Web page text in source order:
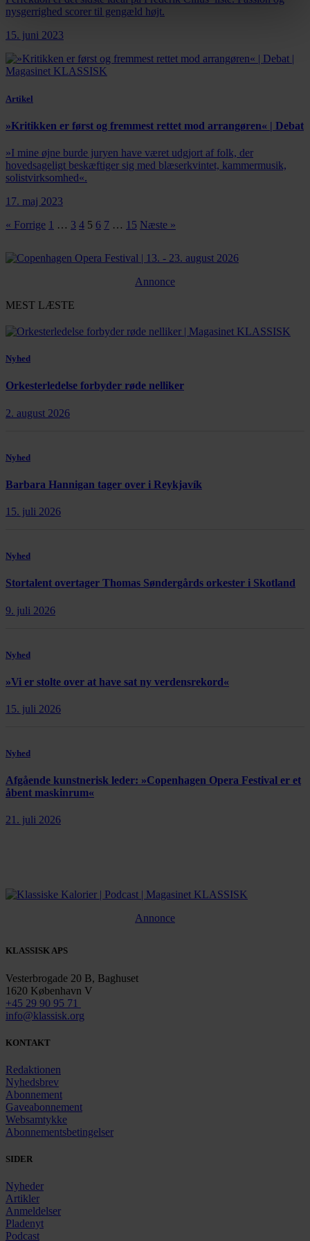
nysgerrighed scorer til gengæld højt.
15. juni 2023
Artikel
»Kritikken er først og fremmest rettet mod arrangøren« | Debat
»I mine øjne burde juryen have været udgjort af folk, der
hovedsageligt beskæftiger sig med blæserkvintet, kammermusik,
solistvirksomhed«.
17. maj 2023
« Forrige 1 … 3 4 5 6 7 … 15 Næste »
Annonce
MEST LÆSTE
Nyhed
Orkesterledelse forbyder røde nelliker
2. august 2026
Nyhed
Barbara Hannigan tager over i Reykjavík
15. juli 2026
Nyhed
Stortalent overtager Thomas Søndergårds orkester i Skotland
9. juli 2026
Nyhed
»Vi er stolte over at have sat ny verdensrekord«
15. juli 2026
Nyhed
Afgående kunstnerisk leder: »Copenhagen Opera Festival er et
åbent maskinrum«
21. juli 2026
Annonce
KLASSISK APS
Vesterbrogade 20 B, Baghuset
1620 København V
+45 29 90 95 71
info@klassisk.org
KONTAKT
Redaktionen
Nyhedsbrev
Abonnement
Gaveabonnement
Websamtykke
Abonnementsbetingelser
SIDER
Nyheder
Artikler
Anmeldelser
Pladenyt
Podcast